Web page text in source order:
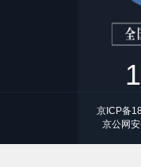
京ICP备
京公网